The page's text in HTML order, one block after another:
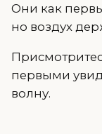
Они как
но воздух
первыми
волну.